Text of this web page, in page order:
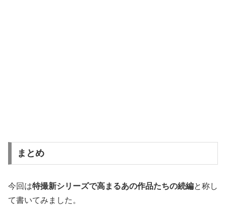
まとめ
今回は特撮新シリーズで高まるあの作品たちの続編と称し
て書いてみました。